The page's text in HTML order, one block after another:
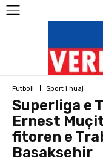
Futboll Sport i huaj
Superliga e
Ernest
fitoren e
Basaksehir